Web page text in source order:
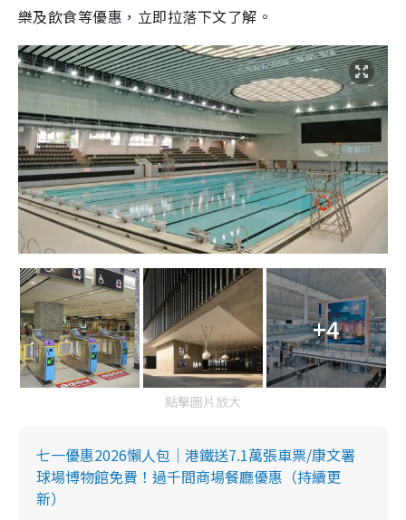
樂及飲食等優惠，立即拉落下文了解。
+4
點擊圖片放大
七一優惠2026懶人包｜港鐵送7.1萬張車票/康文署
球場博物館免費！過千間商場餐廳優惠（持續更
新）